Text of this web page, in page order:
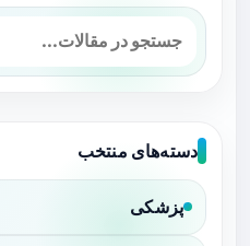
دسته‌های منتخب
پزشکی